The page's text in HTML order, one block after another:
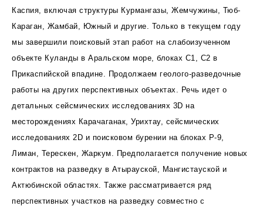
Каспия, включая структуры Курмангазы, Жемчужины, Тюб-
Караган, Жамбай, Южный и другие. Только в текущем году
мы завершили поисковый этап работ на слабоизученном
объекте Куланды в Аральском море, блоках С1, С2 в
Прикаспийской впадине. Продолжаем геолого-разведочные
работы на других перспективных объектах. Речь идет о
детальных сейсмических исследованиях 3D на
месторождениях Карачаганак, Урихтау, сейсмических
исследованиях 2D и поисковом бурении на блоках Р-9,
Лиман, Терескен, Жаркум. Предполагается получение новых
контрактов на разведку в Атырауской, Мангистауской и
Актюбинской областях. Также рассматривается ряд
перспективных участков на разведку совместно с